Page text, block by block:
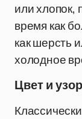
или хлопок,
время как
как шерсть
холодное
Цвет и узор